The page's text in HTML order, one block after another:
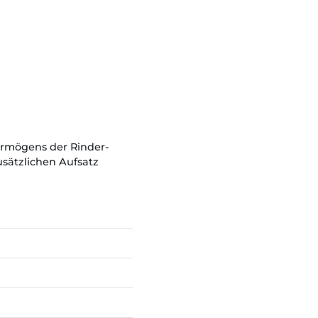
der Rinder-
Aufsatz